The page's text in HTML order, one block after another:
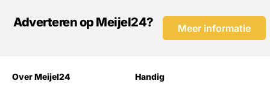
Adverteren op Meijel24? Meer informatie
Over Meijel24 Handig